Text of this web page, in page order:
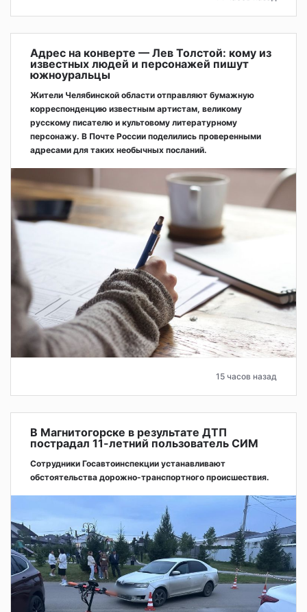
Адрес на конверте — Лев Толстой: кому из
известных людей и персонажей пишут
южноуральцы
Жители Челябинской области отправляют бумажную
корреспонденцию известным артистам, великому
русскому писателю и культовому литературному
персонажу. В Почте России поделились проверенными
адресами для таких необычных посланий.
15 часов назад
В Магнитогорске в результате ДТП
пострадал 11-летний пользователь СИМ
Сотрудники Госавтоинспекции устанавливают
обстоятельства дорожно-транспортного происшествия.